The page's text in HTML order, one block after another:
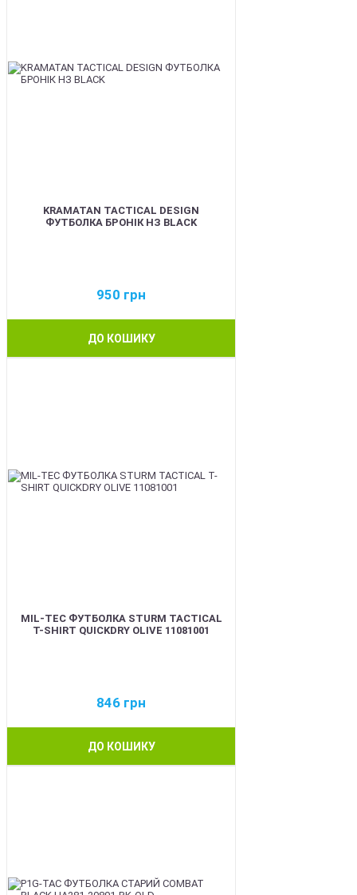
KRAMATAN TACTICAL DESIGN
ФУТБОЛКА БРОНІК НЗ BLACK
950 грн
ДО КОШИКУ
MIL-TEC ФУТБОЛКА STURM TACTICAL
T-SHIRT QUICKDRY OLIVE 11081001
846 грн
ДО КОШИКУ